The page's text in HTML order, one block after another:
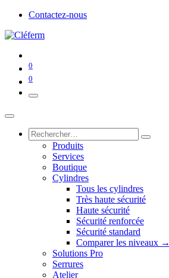
Contactez-nous
0
0
Produits
Services
Boutique
Cylindres
Tous les cylindres
Très haute sécurité
Haute sécurité
Sécurité renforcée
Sécurité standard
Comparer les niveaux →
Solutions Pro
Serrures
Atelier